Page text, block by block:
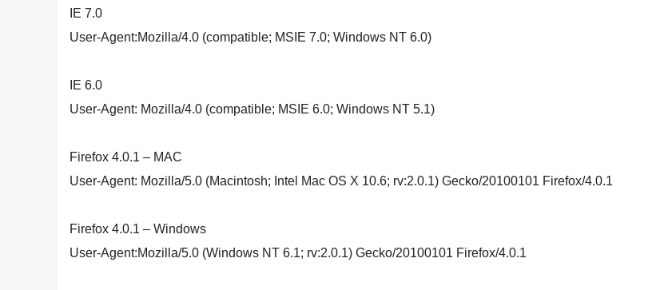
IE 7.0
User-Agent:Mozilla/4.0 (compatible; MSIE 7.0; Windows NT 6.0)
IE 6.0
User-Agent: Mozilla/4.0 (compatible; MSIE 6.0; Windows NT 5.1)
Firefox 4.0.1 – MAC
User-Agent: Mozilla/5.0 (Macintosh; Intel Mac OS X 10.6; rv:2.0.1) Gecko/20100101 Firefox/4.0.1
Firefox 4.0.1 – Windows
User-Agent:Mozilla/5.0 (Windows NT 6.1; rv:2.0.1) Gecko/20100101 Firefox/4.0.1